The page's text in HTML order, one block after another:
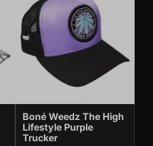
Boné Weedz The High
Lifestyle Purple
Trucker